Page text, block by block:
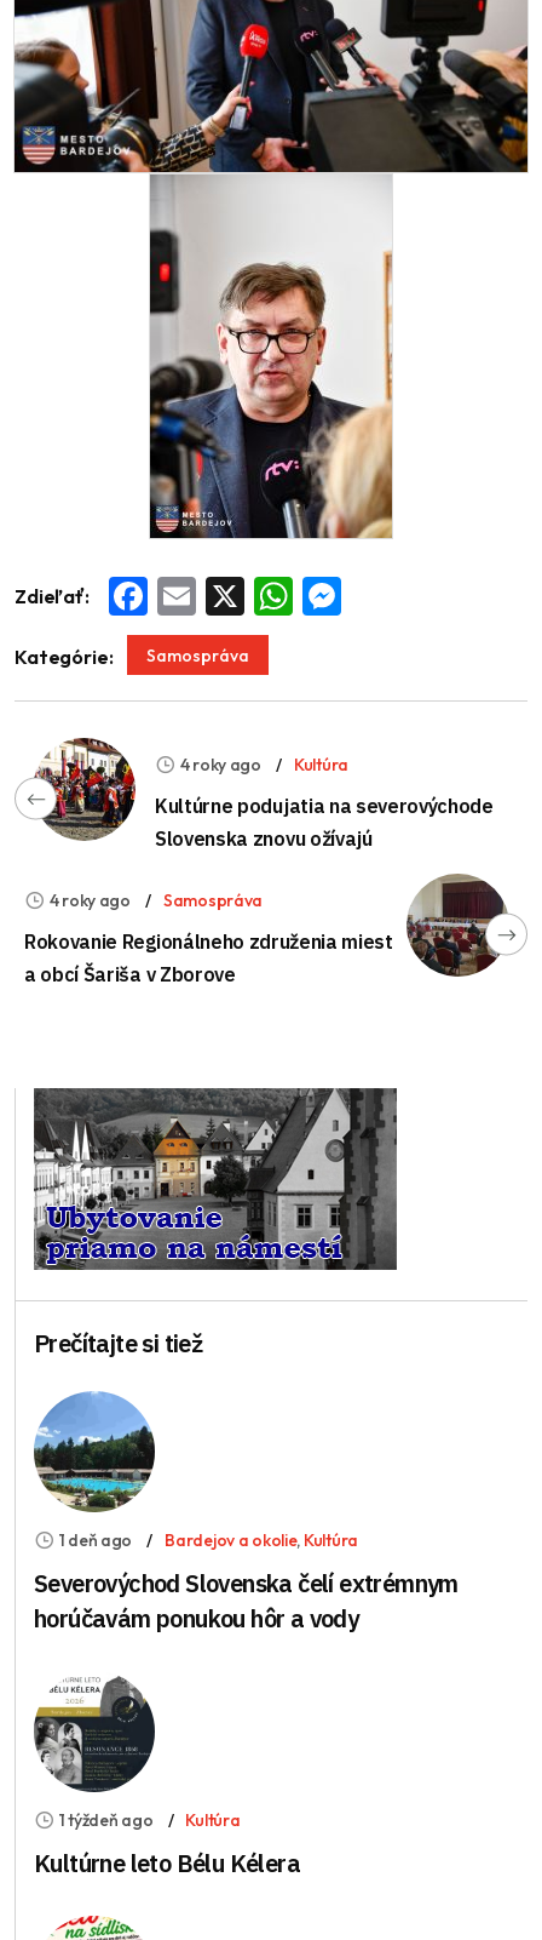
Zdieľať: Facebook
Email WhatsApp
Kategórie: Samospráva
4 roky ago Kultúra
Kultúrne podujatia na severovýchode
Slovenska znovu ožívajú
4 roky ago Samospráva
Rokovanie Regionálneho združenia miest
a obcí Šariša v Zborove
Prečítajte si tiež
1 deň ago Bardejov a okolie, Kultúra
Severovýchod Slovenska čelí extrémnym
horúčavám ponukou hôr a vody
1 týždeň ago Kultúra
Kultúrne leto Bélu Kélera